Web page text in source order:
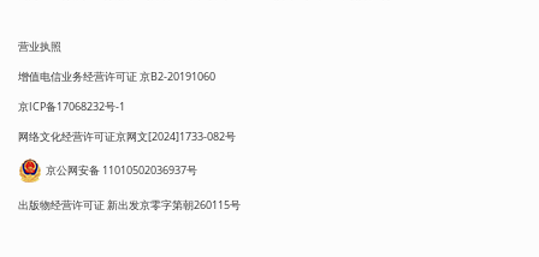
营业执照
增值电信业务经营许可证 京B2-20191060
京ICP备17068232号-1
网络文化经营许可证京网文[2024]1733-082号
京公网安备 11010502036937号
出版物经营许可证 新出发京零字第朝260115号